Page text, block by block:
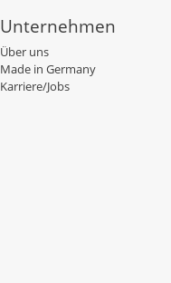
Unternehmen
Über uns
Made in Germany
Karriere/Jobs